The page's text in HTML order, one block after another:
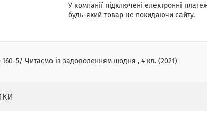
У компанії підключені електронні
будь-який товар не покидаючи сайту.
160-5/ Читаємо із задоволенням щодня , 4 кл. (2021)